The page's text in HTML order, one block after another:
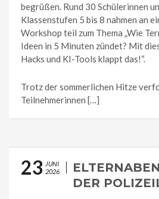
begrüßen. Rund 30 Schülerinnen
Klassenstufen 5 bis 8 nahmen an
Workshop teil zum Thema „Wie
Ideen in 5 Minuten zündet? Mit
Hacks und KI-Tools klappt das!“.
Trotz der sommerlichen Hitze
Teilnehmerinnen […]
23 JUNI
2026
DER